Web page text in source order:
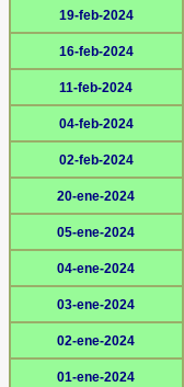
19-feb-2024
16-feb-2024
11-feb-2024
04-feb-2024
02-feb-2024
20-ene-2024
05-ene-2024
04-ene-2024
03-ene-2024
02-ene-2024
01-ene-2024